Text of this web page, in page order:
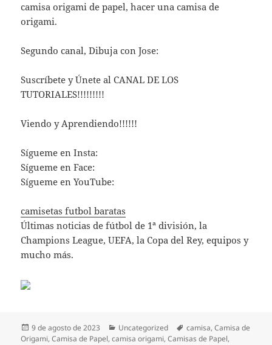
camisa origami de papel, hacer una camisa de
origami.
Segundo canal, Dibuja con Jose:
Suscríbete y Únete al CANAL DE LOS
TUTORIALES!!!!!!!!!
Viendo y Aprendiendo!!!!!!
Sígueme en Insta:
Sígueme en Face:
Sígueme en YouTube:
camisetas futbol baratas
Últimas noticias de fútbol de 1ª división, la
Champions League, UEFA, la Copa del Rey, equipos y
mucho más.
Publicado
el
9 de agosto de 2023 Categorías
Uncategorized Etiquetas
camisa,Camisa de
Origami,Camisa de Papel,camisa origami,Camisas de Papel,